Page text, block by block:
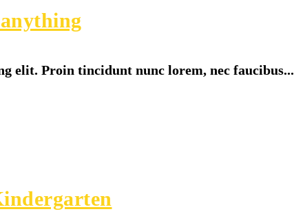
elit. Proin tincidunt nunc lorem, nec faucibus...